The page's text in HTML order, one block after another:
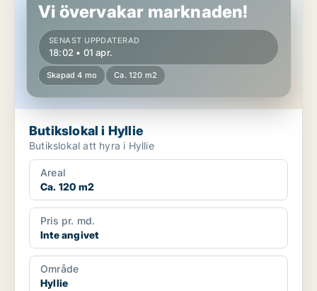
Vi övervakar marknaden!
SENAST UPPDATERAD
18:02 • 01 apr.
Skapad 4 mo Ca. 120 m2
Butikslokal i Hyllie
Butikslokal att hyra i Hyllie
Areal
Ca. 120 m2
Pris pr. md.
Inte angivet
Område
Hyllie